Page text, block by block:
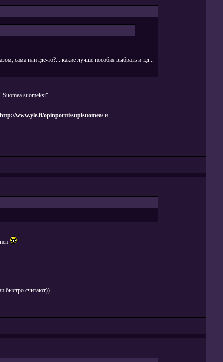
сама или где-то?....какие лучше пособия выбрать и т.д...
suomeksi"
http://www.yle.fi/opinportti/supisuomea/и
быстро считают))